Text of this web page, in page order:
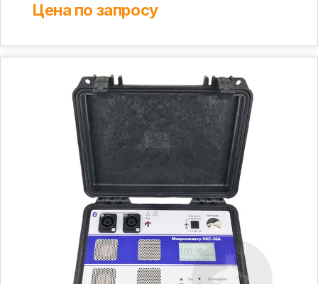
Цена по запросу